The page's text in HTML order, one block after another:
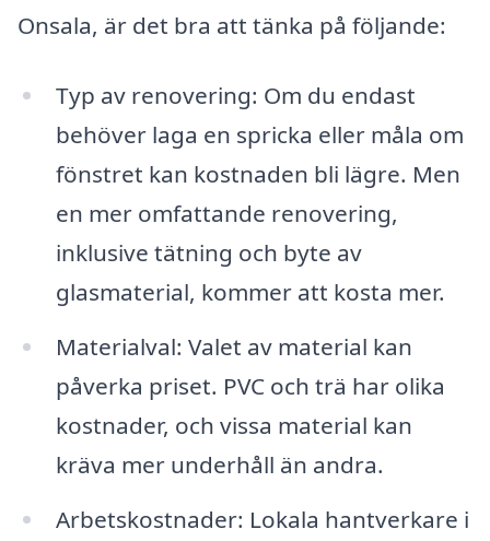
Onsala, är det bra att tänka på följande:
Typ av renovering: Om du endast
behöver laga en spricka eller måla om
fönstret kan kostnaden bli lägre. Men
en mer omfattande renovering,
inklusive tätning och byte av
glasmaterial, kommer att kosta mer.
Materialval: Valet av material kan
påverka priset. PVC och trä har olika
kostnader, och vissa material kan
kräva mer underhåll än andra.
Arbetskostnader: Lokala hantverkare i